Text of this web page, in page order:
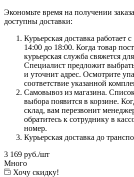
Экономьте время на получении
доступны доставки:
Курьерская доставка работает
14:00 до 18:00. Когда товар
курьерская служба свяжется
Специалист предложит
и уточнит адрес. Осмотрите
соответствие указанной
Самовывоз из магазина.
выбора появится в корзине.
склад, вам перезвонит
обратитесь к сотруднику в
номер.
Курьерская доставка до
3 169 руб./шт
Много
Хочу скидку!